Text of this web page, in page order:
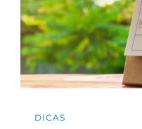
DICAS